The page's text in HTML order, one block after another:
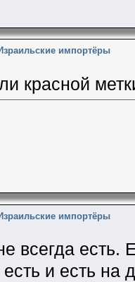
импортёры
красной
импортёры
всегда есть.
и есть на